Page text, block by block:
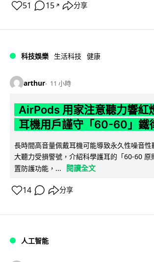
51 15 ↗ 分享
科技娛樂 生活科技 健康
arthur 11 小時
AirPods 用家注意聽力響紅
耳機用戶謹守「60-60」鐵
長時間高音量佩戴耳機可能導致永久性噪音
大聽力受損警號，介紹科學護耳的「60-60
置防護功能，...
閱讀全文
14 分享
人工智能